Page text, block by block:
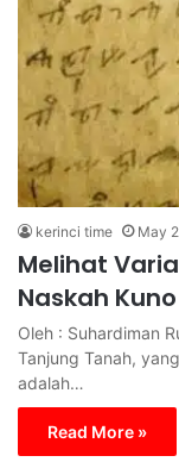
kerinci time May
Melihat
Naskah
Oleh : Suhardiman
Tanjung Tanah,
adalah…
Read More »